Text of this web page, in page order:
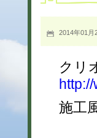
2014年01月
クリ
施工